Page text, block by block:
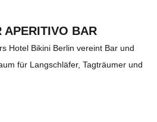
APERITIVO BAR
Hotel Bikini Berlin vereint Bar und
für Langschläfer, Tagträumer und